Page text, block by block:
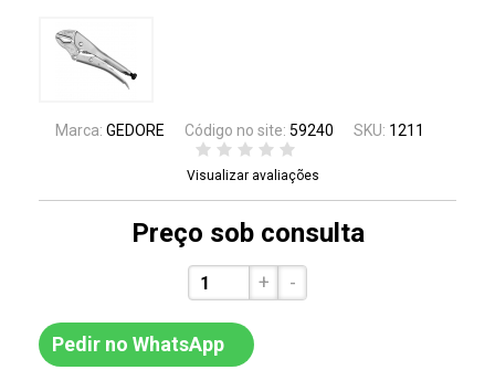
Marca: GEDORE Código no site: 59240 SKU: 1211
Visualizar avaliações
Preço sob consulta
+ -
Pedir no WhatsApp